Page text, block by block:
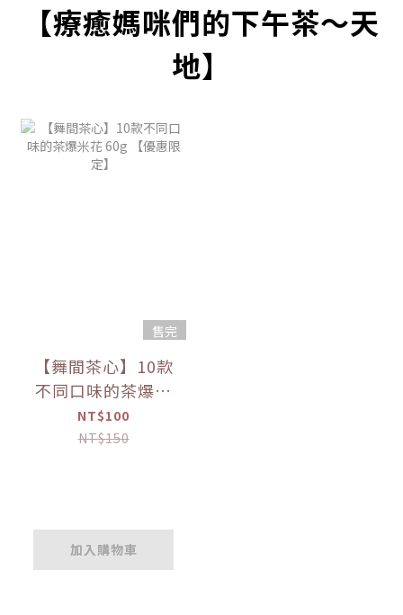
【療癒媽咪們的下午茶～天
地】
售完
【舞間茶心】10款
不同口味的茶爆米
花 60g 【優惠限
定】
NT$100
NT$150
加入購物車